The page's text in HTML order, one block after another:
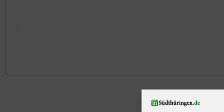
Ihr Sommer – Ihr Abo – Ihr
Jetzt zum Sonderpreis lesen und eine 3-